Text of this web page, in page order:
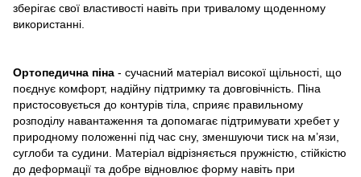
зберігає свої властивості навіть при тривалому щоденному
використанні.
Ортопедична піна - сучасний матеріал високої щільності, що
поєднує комфорт, надійну підтримку та довговічність. Піна
пристосовується до контурів тіла, сприяє правильному
розподілу навантаження та допомагає підтримувати хребет у
природному положенні під час сну, зменшуючи тиск на м’язи,
суглоби та судини. Матеріал відрізняється пружністю, стійкістю
до деформації та добре відновлює форму навіть при